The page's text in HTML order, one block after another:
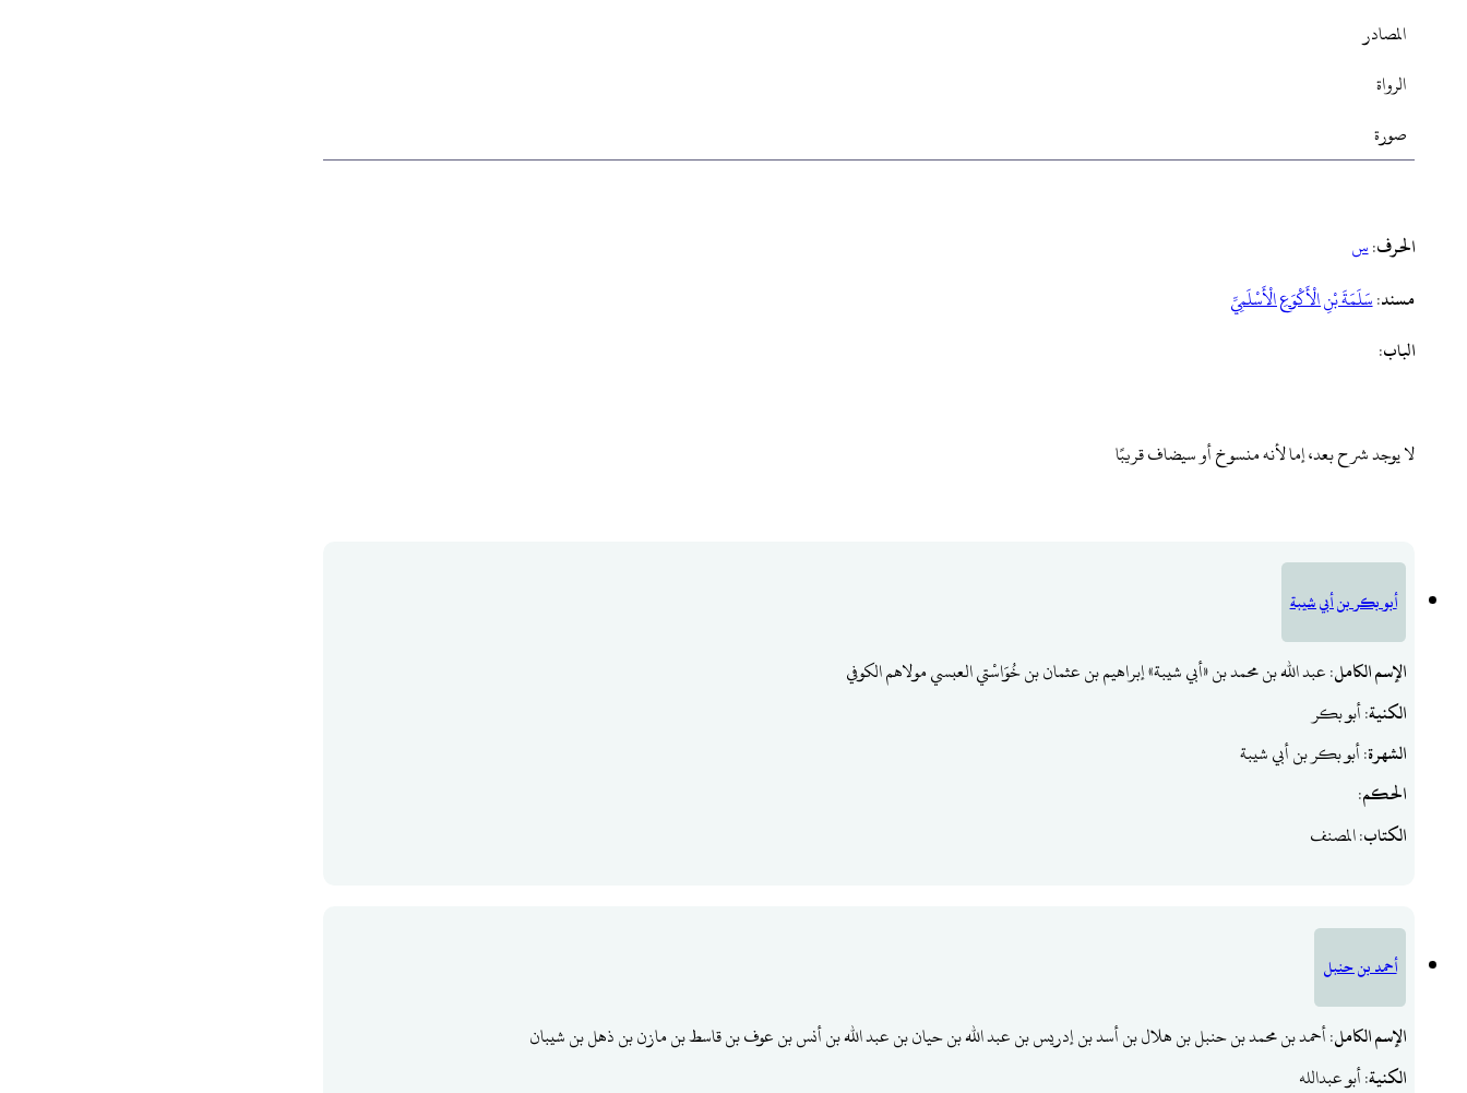
المصادر
الرواة
صورة
الحرف:س
مسند:‌سَلَمَةَ ‌بْنِ ‌الْأَكْوَعِ ‌الْأَسْلَمِيِّ
الباب:
لا يوجد شرح بعد، إما لأنه منسوخ أو سيضاف قريبًا
أبو بكر بن أبي شيبة
الإسم الكامل: عبد الله بن محمد بن «أبي شيبة» إبراهيم بن عثمان بن خُوَاسْتي العبسي مولاهم الكوفي
الكنية: أبو بكر
الشهرة: أبو بكر بن أبي شيبة
الحكم:
الكتاب: المصنف
أحمد بن حنبل
الإسم الكامل: أحمد بن محمد بن حنبل بن هلال بن أسد بن إدريس بن عبد الله بن حيان بن عبد الله بن أنس بن عوف بن قاسط بن مازن بن ذهل بن شيبان
الكنية: أبو عبدالله